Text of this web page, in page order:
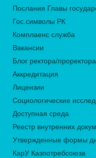
Послания Главы
Гос.символы РК
Комплаенс служба
Вакансии
Блог ректора/проректора
Аккредитация
Лицензии
Социологические
Доступная среда
Реестр внутренних
Утвержденные формы
КарУ Казпотребсоюза